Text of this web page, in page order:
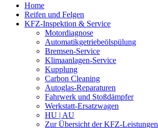
Home
Reifen und Felgen
KFZ-Inspektion & Service
Motordiagnose
Automatikgetriebeölspülung
Bremsen-Service
Klimaanlagen-Service
Kupplung
Carbon Cleaning
Autoglas-Reparaturen
Fahrwerk und Stoßdämpfer
Werkstatt-Ersatzwagen
HU | AU
Zur Übersicht der KFZ-Leistungen